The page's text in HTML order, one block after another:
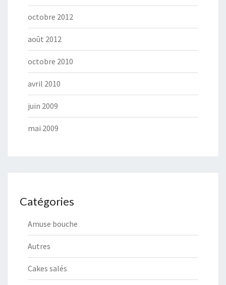
octobre 2012
août 2012
octobre 2010
avril 2010
juin 2009
mai 2009
Catégories
Amuse bouche
Autres
Cakes salés